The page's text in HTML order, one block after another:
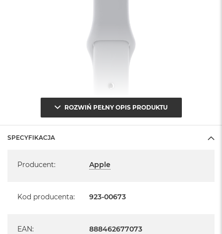
ROZWIŃ PEŁNY OPIS PRODUKTU
SPECYFIKACJA
Producent: Apple
Kod producenta: 923-00673
EAN: 888462677073